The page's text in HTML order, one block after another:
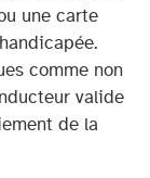
une carte
comme non
valide
de la